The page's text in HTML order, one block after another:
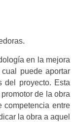
en la mejora
puede aportar
del proyecto. Esta
de la obra
competencia entre
la obra a aquel